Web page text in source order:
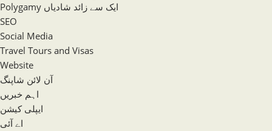
Polygamy ایک سے زائد شادیاں
SEO
Social Media
Travel Tours and Visas
Website
آن لائن شاپنگ
اہم خبریں
ایپلی کیشن
اے آئی